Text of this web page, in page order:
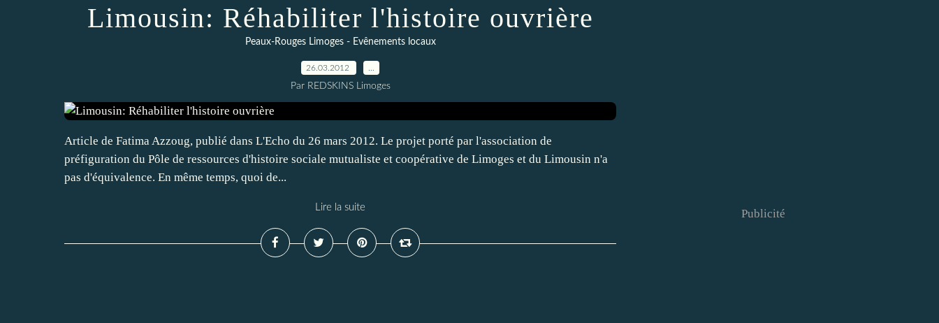
Limousin: Réhabiliter l'histoire ouvrière
Peaux-Rouges Limoges - Evênements locaux
26.03.2012
Par REDSKINS Limoges
Article de Fatima Azzoug, publié dans L'Echo du 26 mars 2012. Le projet porté par l'association de
préfiguration du Pôle de ressources d'histoire sociale mutualiste et coopérative de Limoges et du Limousin n'a
pas d'équivalence. En même temps, quoi de...
Lire la suite Publicité